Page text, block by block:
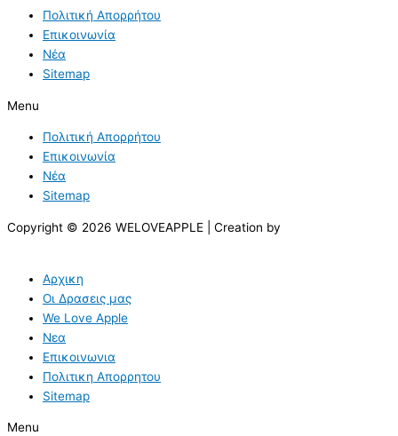
Πολιτική Απορρήτου
Επικοινωνία
Νέα
Sitemap
Menu
Πολιτική Απορρήτου
Επικοινωνία
Νέα
Sitemap
Copyright © 2026 WELOVEAPPLE | Creation by
Αρχικη
Οι Δρασεις μας
We Love Apple
Νεα
Επικοινωνια
Πολιτικη Απορρητου
Sitemap
Menu